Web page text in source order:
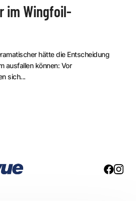
im Wingfoil-
hätte die Entscheidung
ausfallen können: Vor
sich...